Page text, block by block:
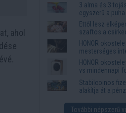
ahol
3 alma és 3
egyszerű a
titka
Ettől lesz
szaftos a
sörös pác a
HONOR
mesterséges
funkciók,
megkönnyítik
HONOR
vs mindennapi
igények
Stabilcoinos
alakítja át a
Western Union
További népszerű